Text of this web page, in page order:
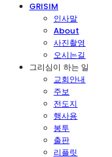
GRISIM
인사말
About
사진촬영
오시는길
그리심이 하는 일
교회안내
주보
전도지
행사용
봉투
출판
리플릿